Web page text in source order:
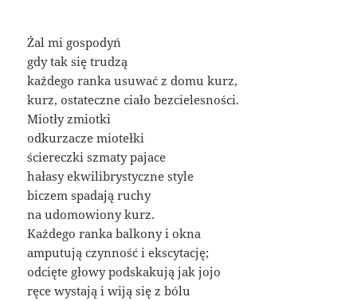
Żal mi gospodyń
gdy tak się trudzą
każdego ranka usuwać z domu kurz,
kurz, ostateczne ciało bezcielesności.
Miotły zmiotki
odkurzacze miotełki
ściereczki szmaty pajace
hałasy ekwilibrystyczne style
biczem spadają ruchy
na udomowiony kurz.
Każdego ranka balkony i okna
amputują czynność i ekscytację;
odcięte głowy podskakują jak jojo
ręce wystają i wiją się z bólu